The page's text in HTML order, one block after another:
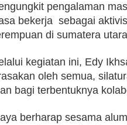
pengalaman
bekerja  sebagai
di sumatera
kegiatan ini, Edy
oleh semua,
bagi terbentuknya
berharap sesama